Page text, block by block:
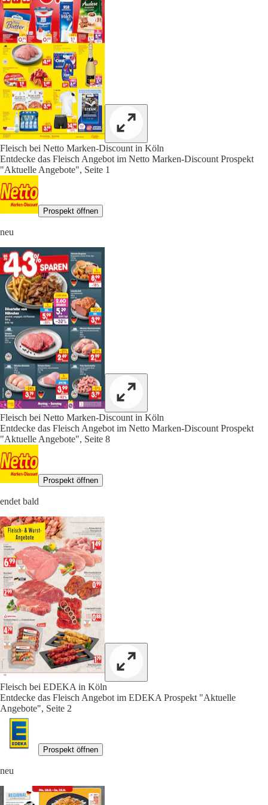
Fleisch bei Netto Marken-Discount in Köln
Entdecke das Fleisch Angebot im Netto Marken-Discount Prospekt
"Aktuelle Angebote", Seite 1
Prospekt öffnen
neu
Fleisch bei Netto Marken-Discount in Köln
Entdecke das Fleisch Angebot im Netto Marken-Discount Prospekt
"Aktuelle Angebote", Seite 8
Prospekt öffnen
endet bald
Fleisch bei EDEKA in Köln
Entdecke das Fleisch Angebot im EDEKA Prospekt "Aktuelle
Angebote", Seite 2
Prospekt öffnen
neu